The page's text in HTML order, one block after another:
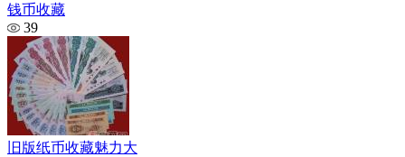
钱币收藏
39
旧版纸币收藏魅力大